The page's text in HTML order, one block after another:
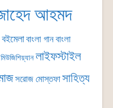
আহমদ
বইমেলাবাংলা গানবাংলা
মিউজিশিয়্যান লাইফস্টাইল
সরোজ মোস্তফাসাহিত্য